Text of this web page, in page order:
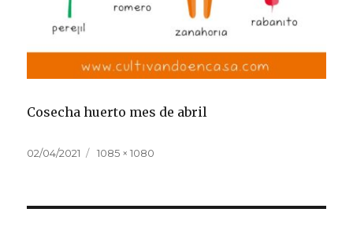
Cosecha huerto mes de abril
Publicado
02/04/2021
Tamaño
1085 × 1080